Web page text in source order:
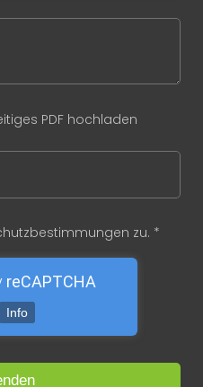
PDF hochladen
zu. *
reCAPTCHA
Info